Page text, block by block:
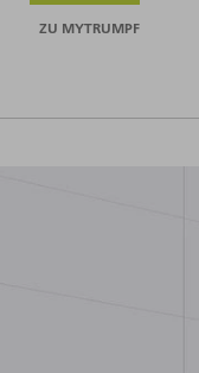
ZU MYTRUMPF